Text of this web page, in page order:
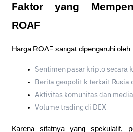
Faktor yang
ROAF
Harga ROAF sangat dipengaruhi
Sentimen pasar kripto secara
Berita geopolitik terkait Rusia
Aktivitas komunitas dan media
Volume trading di DEX
Karena sifatnya yang spekulatif,